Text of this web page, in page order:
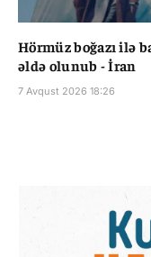
Hörmüz boğazı ilə
əldə olunub - İran
7 Avqust 2026 18:26